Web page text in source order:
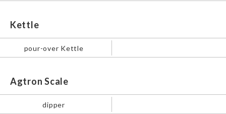
Kettle
pour-over Kettle
Agtron Scale
dipper